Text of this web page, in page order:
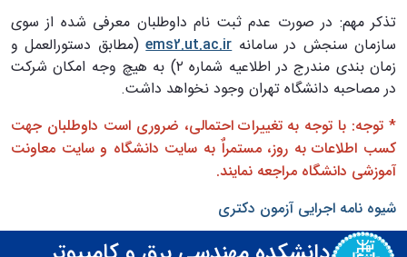
تذکر مهم: در صورت عدم ثبت نام داوطلبان معرفی شده از سوی
سازمان سنجش در سامانهems2.ut.ac.ir(مطابق دستورالعمل و
زمان بندی مندرج در اطلاعیه شماره ۲) به هیچ وجه امکان شرکت
در مصاحبه دانشگاه تهران وجود نخواهد داشت.
* توجه: با توجه به تغییرات احتمالی، ضروری است داوطلبان جهت
کسب اطلاعات به روز، مستمراٌ به سایت دانشگاه و سایت معاونت
آموزشی دانشگاه مراجعه نمایند.
شیوه نامه اجرایی آزمون دکتری